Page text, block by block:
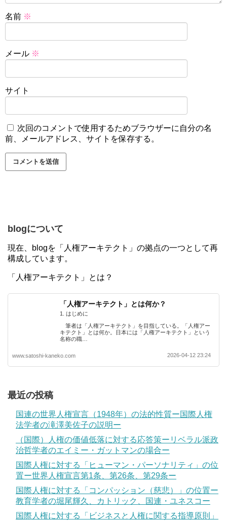
名前 ※
メール ※
サイト
次回のコメントで使用するためブラウザーに自分の名
前、メールアドレス、サイトを保存する。
blogについて
現在、blogを「人権アーキテクト」の拠点の一つとして再
構成しています。
「人権アーキテクト」とは？
「人権アーキテクト」とは何か？
1. はじめに
筆者は「人権アーキテクト」を目指している。「人権アー
キテクト」とは何か。日本には「人権アーキテクト」という
名称の職…
www.satoshi-kaneko.com 2026-04-12 23:24
最近の投稿
国連の世界人権宣言（1948年）の法的性質ー国際人権
法学者の滝澤美佐子の説明ー
（国際）人権の価値低落に対する応答策ーリベラル派政
治哲学者のエイミー・ガットマンの場合ー
国際人権に対する「ヒューマン・パーソナリティ」の位
置ー世界人権宣言第1条、第26条、第29条ー
国際人権に対する「コンパッション（慈悲）」の位置ー
教育学者の堀尾輝久、カトリック、国連・ユネスコー
国際人権に対する「ビジネスと人権に関する指導原則」